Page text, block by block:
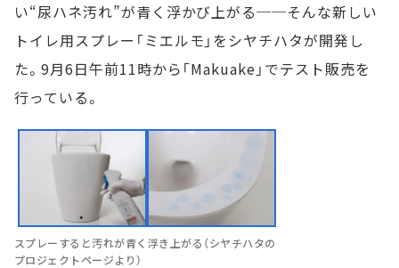
い“尿ハネ汚れ”が青く浮かび上がる──そんな新しい
トイレ用スプレー「ミエルモ」をシヤチハタが開発し
た。9月6日午前11時から「Makuake」でテスト販売を
行っている。
スプレーすると汚れが青く浮き上がる（シヤチハタの
プロジェクトページより）